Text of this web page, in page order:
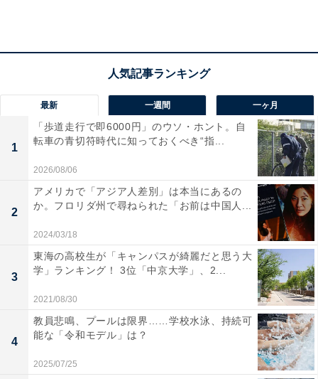
2位は「池袋駅（豊島区）」
9路線が利用できる「池袋駅」。都内各地へのアクセス
が良いほか、東京メトロ丸の内線の始発駅のため座って
通勤・通学ができます。駅の周辺には大型商業施設や飲
食店、アミューズメント施設などが充実。平日休日問わ
ずにぎわうエリアです。
アットホームのサイトによると、2022年2月時点での池
袋駅の家賃相場はワンルーム～1Kが8万4400円、1DK～
最新 一週間 一ヶ月
1
「歩道走行で即6000円」のウソ・ホント。自
転車の青切符時代に知っておくべき“指...
2026/08/06
2
アメリカで「アジア人差別」は本当にあるの
か。フロリダ州で尋ねられた「お前は中国人...
2024/03/18
3
東海の高校生が「キャンパスが綺麗だと思う大
学」ランキング！ 3位「中京大学」、2...
2021/08/30
4
教員悲鳴、プールは限界……学校水泳、持続可
能な「令和モデル」は？
2025/07/25